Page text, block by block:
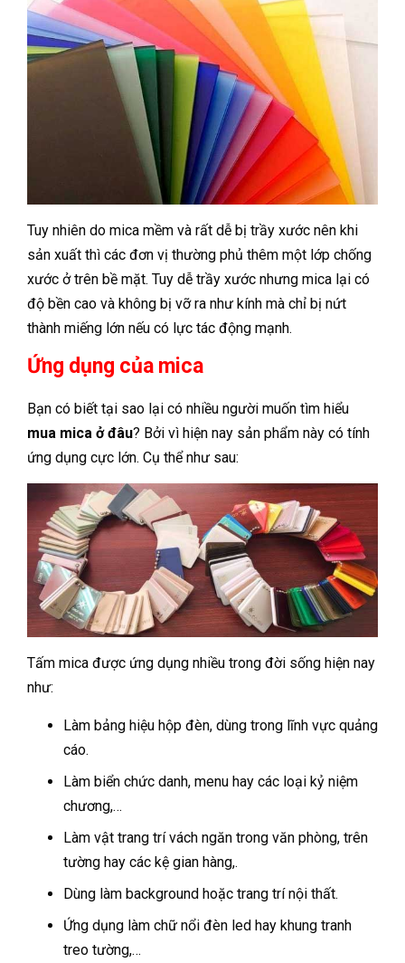
Tuy nhiên do mica mềm và rất dễ bị trầy xước nên khi
sản xuất thì các đơn vị thường phủ thêm một lớp chống
xước ở trên bề mặt. Tuy dễ trầy xước nhưng mica lại có
độ bền cao và không bị vỡ ra như kính mà chỉ bị nứt
thành miếng lớn nếu có lực tác động mạnh.
Ứng dụng của mica
Bạn có biết tại sao lại có nhiều người muốn tìm hiểu
mua mica ở đâu? Bởi vì hiện nay sản phẩm này có tính
ứng dụng cực lớn. Cụ thể như sau:
Tấm mica được ứng dụng nhiều trong đời sống hiện nay
như:
Làm bảng hiệu hộp đèn, dùng trong lĩnh vực quảng
cáo.
Làm biển chức danh, menu hay các loại kỷ niệm
chương,…
Làm vật trang trí vách ngăn trong văn phòng, trên
tường hay các kệ gian hàng,.
Dùng làm background hoặc trang trí nội thất.
Ứng dụng làm chữ nổi đèn led hay khung tranh
treo tường,…